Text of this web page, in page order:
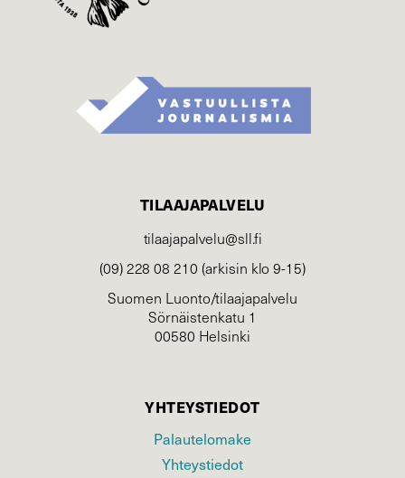
TILAAJAPALVELU
tilaajapalvelu@sll.fi
(09) 228 08 210 (arkisin klo 9-15)
Suomen Luonto/tilaajapalvelu
Sörnäistenkatu 1
00580 Helsinki
YHTEYSTIEDOT
Palautelomake
Yhteystiedot